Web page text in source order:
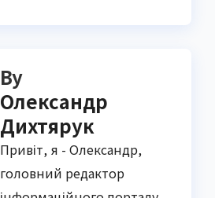
By
Олександр
Дихтярук
Привіт, я - Олександр,
головний редактор